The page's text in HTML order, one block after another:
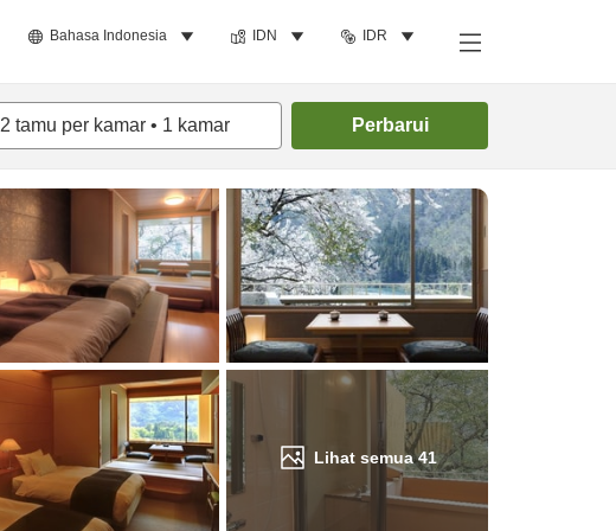
Bahasa Indonesia IDN IDR
2 tamu per kamar • 1 kamar Perbarui
Lihat semua41
Cari kamar